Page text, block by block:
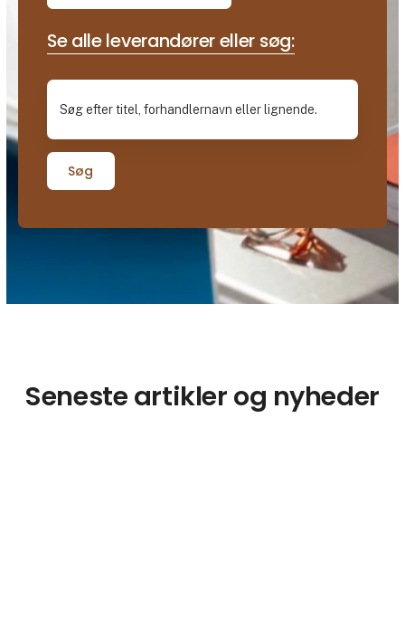
Se alle leverandører eller søg:
Søg
Seneste artikler og nyheder